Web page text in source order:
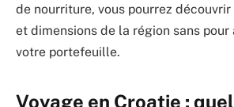
de nourriture, vous pourrez
et dimensions de la région sans
votre portefeuille.
Voyage en Croatie :